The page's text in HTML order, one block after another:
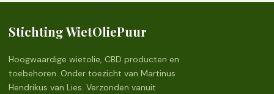
Stichting WietOliePuur
Hoogwaardige wietolie, CBD producten en
toebehoren. Onder toezicht van Martinus
Hendrikus van Lies. Verzonden vanuit